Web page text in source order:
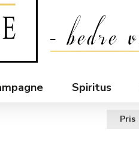
Spiritus
Pris